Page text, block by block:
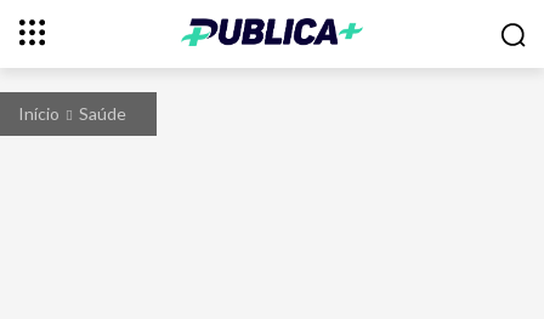
Início Saúde